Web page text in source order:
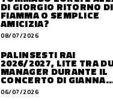
DI GIORGIO RITORNO DI
FIAMMA O SEMPLICE
AMICIZIA?
08/07/2026
PALINSESTI RAI
2026/2027, LITE TRA
MANAGER DURANTE IL
CONCERTO DI GIANNA
NANNINI
06/07/2026